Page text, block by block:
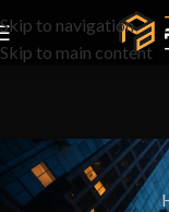
Skip to navigation
Skip to main content